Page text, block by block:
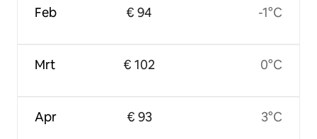
Feb
Mrt
Apr
€ 94
€ 102
€ 93
-1°C
0°C
3°C